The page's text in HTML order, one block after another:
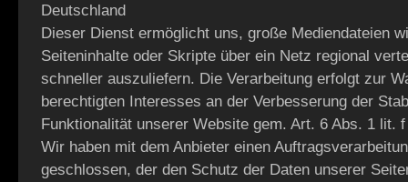
Deutschland
Dieser Dienst ermöglicht uns, große Mediendateien
Seiteninhalte oder Skripte über ein Netz regional
schneller auszuliefern. Die Verarbeitung erfolgt zur
berechtigten Interesses an der Verbesserung der
Funktionalität unserer Website gem. Art. 6 Abs. 1 lit.
Wir haben mit dem Anbieter einen
geschlossen, der den Schutz der Daten unserer